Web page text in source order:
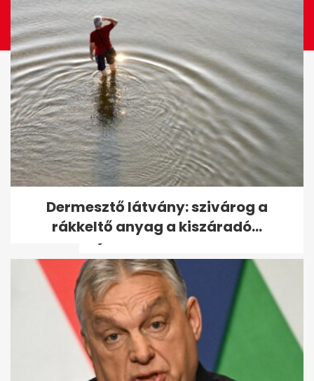
98 éves Benedek Gábor, a
legidősebb magyar olimpiai
bajnok - volt,...
Dermesztő látvány: szivárog a
rákkeltő anyag a kiszáradó...